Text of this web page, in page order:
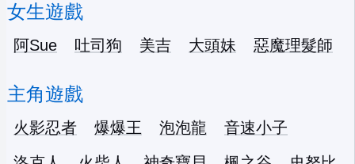
女生遊戲
阿Sue 吐司狗 美吉 大頭妹 惡魔理髮師
主角遊戲
火影忍者 爆爆王 泡泡龍
音速小子